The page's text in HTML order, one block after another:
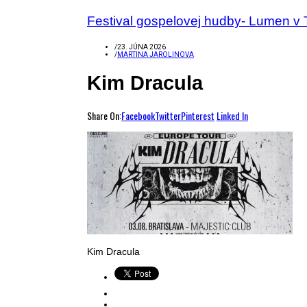
Festival gospelovej hudby- Lumen v
/23. JÚNA 2026
/MARTINA JAROLINOVA
Kim Dracula
Share On:FacebookTwitterPinterest Linked In
Kim Dracula